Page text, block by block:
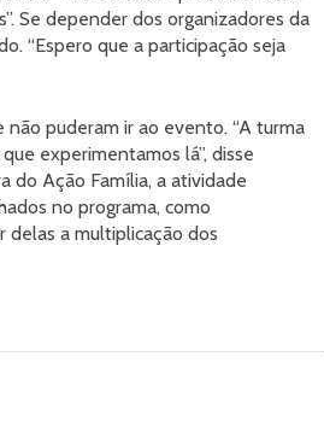
Se depender dos organizadores da
“Espero que a participação seja
puderam ir ao evento. “A turma
experimentamos lá”, disse
do Ação Família, a atividade
no programa, como
delas a multiplicação dos